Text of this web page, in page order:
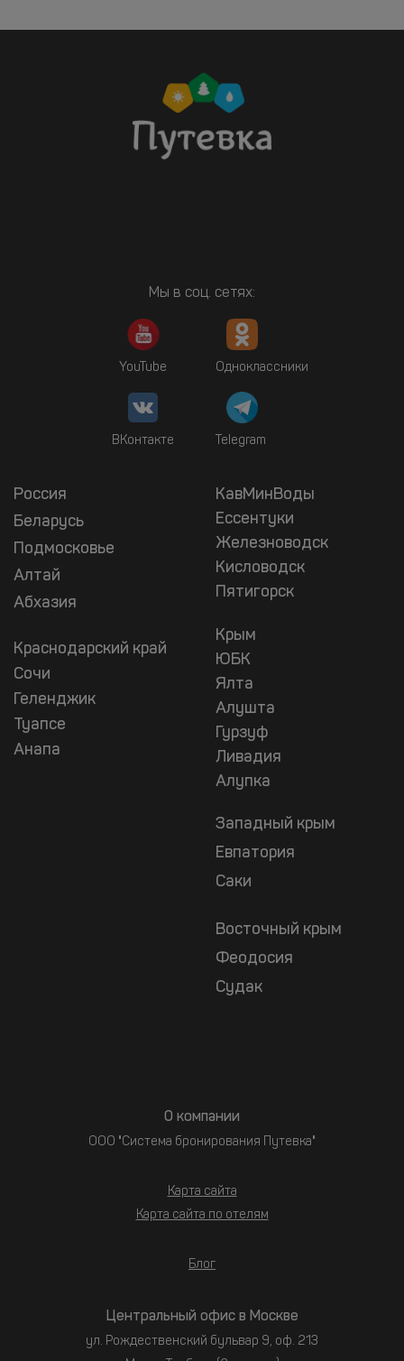
Мы в соц. сетях:
YouTube Одноклассники
ВКонтакте Telegram
Россия
Беларусь
Подмосковье
Алтай
Абхазия
Краснодарский край
Сочи
Геленджик
Туапсе
Анапа
КавМинВоды
Ессентуки
Железноводск
Кисловодск
Пятигорск
Крым
ЮБК
Ялта
Алушта
Гурзуф
Ливадия
Алупка
Западный крым
Евпатория
Саки
Восточный крым
Феодосия
Судак
О компании
ООО "Система бронирования Путевка"
Карта сайта
Карта сайта по отелям
Блог
Центральный офис в Москве
ул. Рождественский бульвар 9, оф. 213